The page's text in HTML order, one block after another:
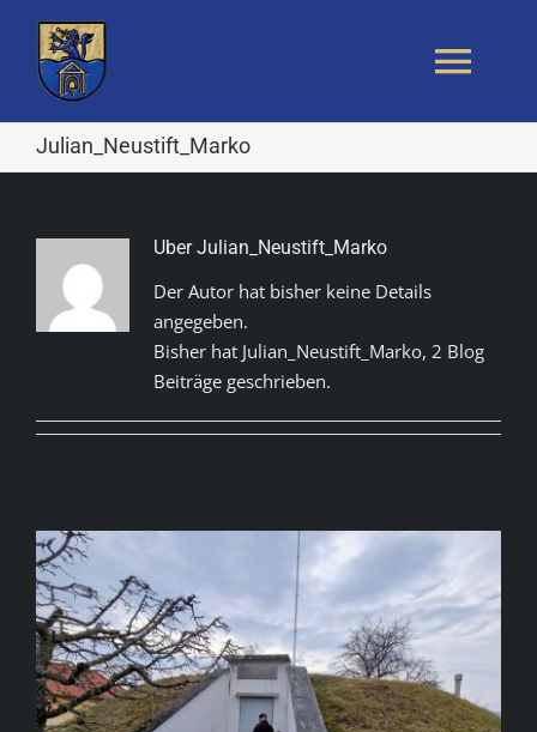
springen
Startseite
Aktuelles
Freizeit und Tourismus
Impressum
Julian_Neustift_Marko
Über Julian_Neustift_Marko
Der Autor hat bisher keine Details
angegeben.
Bisher hat Julian_Neustift_Marko, 2 Blog
Beiträge geschrieben.